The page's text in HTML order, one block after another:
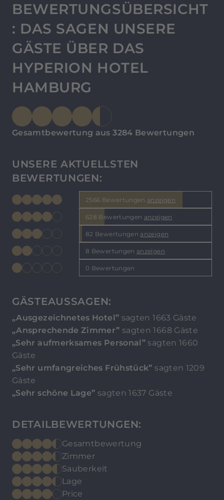
BEWERTUNGSÜBERSICHT
: DAS SAGEN UNSERE
GÄSTE ÜBER DAS
HYPERION HOTEL
HAMBURG
Gesamtbewertung aus 3284 Bewertungen
UNSERE AKTUELLSTEN
BEWERTUNGEN:
2566 Bewertungen anzeigen
628 Bewertungen anzeigen
82 Bewertungen anzeigen
8 Bewertungen anzeigen
0 Bewertungen
GÄSTEAUSSAGEN:
„Ausgezeichnetes Hotel” sagten 1663 Gäste
„Ansprechende Zimmer” sagten 1668 Gäste
„Sehr aufmerksames Personal” sagten 1660
Gäste
„Sehr umfangreiches Frühstück” sagten 1209
Gäste
„Sehr schöne Lage” sagten 1637 Gäste
DETAILBEWERTUNGEN:
Gesamtbewertung
Zimmer
Sauberkeit
Lage
Price